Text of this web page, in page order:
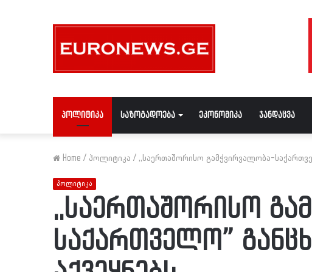
პოლიტიკა საზოგადოება ეკონომიკა ჯანდაცვა
Home / პოლიტიკა / ,,საერთაშორისო გამჭვირვალობა-
პოლიტიკა
,,საერთაშორისო
საქართველო”